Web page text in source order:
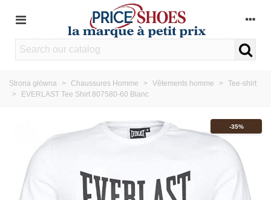
Strona główna > Chaussures Homme > Vêtements homme > Tee-shirt
>
EVERLAST Tee Shirt 807580-60 Blanc
-35%